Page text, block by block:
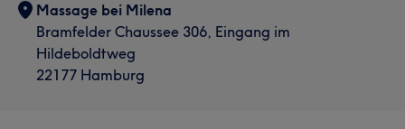
Massage bei Milena
Bramfelder Chaussee 306, Eingang im
Hildeboldtweg
22177 Hamburg